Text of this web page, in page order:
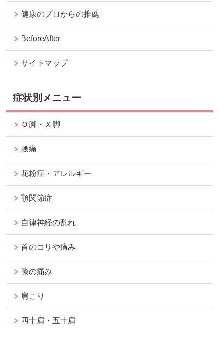
健康のプロからの推薦
BeforeAfter
サイトマップ
症状別メニュー
Ｏ脚・Ｘ脚
腰痛
花粉症・アレルギー
顎関節症
自律神経の乱れ
首のコリや痛み
膝の痛み
肩こり
四十肩・五十肩